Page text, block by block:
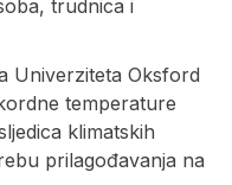
trudnica i
Univerziteta Oksford
temperature
klimatskih
prilagođavanja na